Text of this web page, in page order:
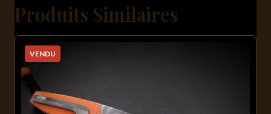
Produits Similaires
VENDU